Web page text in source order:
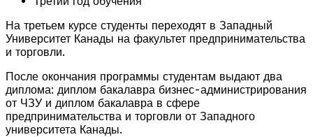
На третьем курсе студенты переходят в Западный
Университет Канады на факультет предпринимательства
и торговли.
После окончания программы студентам выдают два
диплома: диплом бакалавра бизнес-администрирования
от ЧЗУ и диплом бакалавра в сфере
предпринимательства и торговли от Западного
университета Канады.